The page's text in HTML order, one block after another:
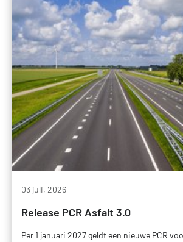
03 juli, 2026
Release PCR Asfalt 3.0
Per 1 januari 2027 geldt een nieuwe PCR